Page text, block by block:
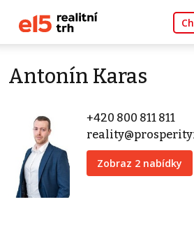
Antonín Karas
+420 800 811 811
Zobraz 2 nabídky